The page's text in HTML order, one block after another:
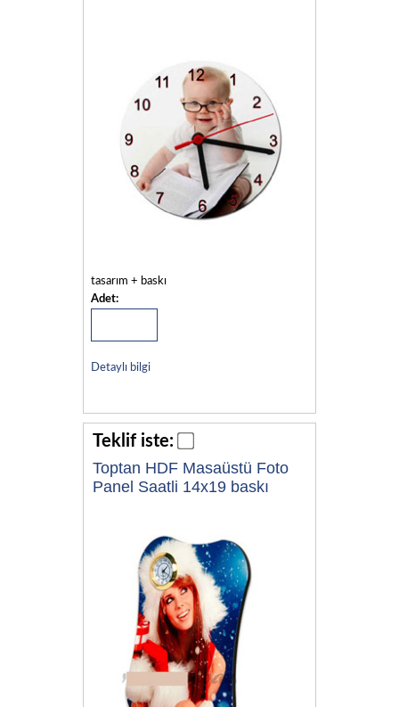
tasarım + baskı
Adet:
Detaylı bilgi
Teklif iste:
Toptan HDF Masaüstü Foto
Panel Saatli 14x19 baskı